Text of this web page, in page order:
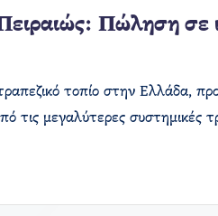
Πώληση σε
τοπίο στην Ελλάδα,
τις μεγαλύτερες συστημικές